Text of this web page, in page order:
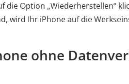
die Option „Wiederherstellen“
wird Ihr iPhone auf die
ohne